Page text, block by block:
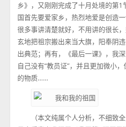
乡》，又刚刚完成了十月处境的第1
国首先要爱家乡，热烈地爱是创造
很多事讲清楚就好，不用讲的很长
玄地把祖宗搬出来当大旗，阳奉阴
出典范；再有，《最后一课》，我
自己没有“教员证”，并且更加微小
的物质……
（本文纯属个人分析，不细致